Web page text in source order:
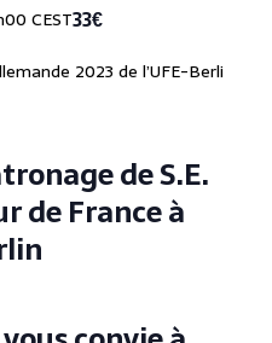
CEST33€
de S.E.
de France à